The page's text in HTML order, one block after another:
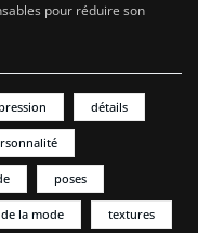
pour réduire son
détails
poses
la mode textures